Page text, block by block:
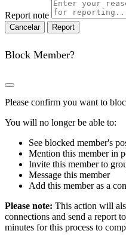
Report note
Report
Block Member?
Please confirm you want to
You will no longer be able to:
See blocked member's
Mention this member in
Invite this member to
Message this member
Add this member as a
Please note: This action will
connections and send a report
minutes for this process to